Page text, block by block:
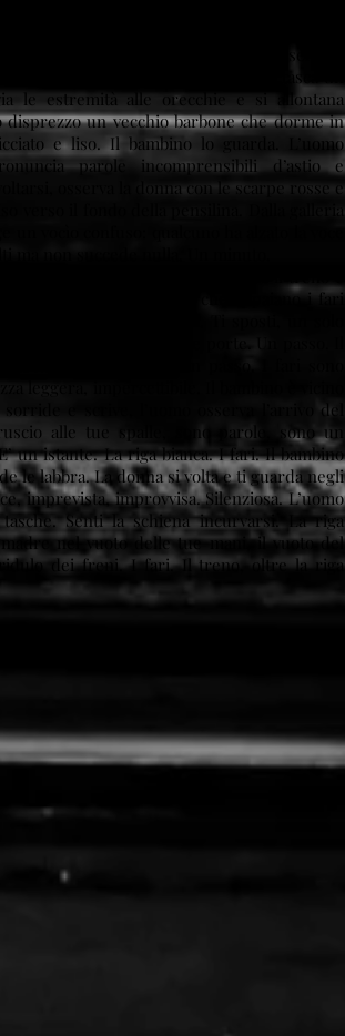
a vento. Cerca qualcosa che ha perso, sembra
precisione e lentezza estrae dalla tasca un
le estremità alle orecchie e si allontana
un vecchio barbone che dorme in
e liso. Il bambino lo guarda. L’uomo
parole incomprensibili d’astio e
osserva la donna con le scarpe rosse e
ma non succede nulla. Un minuto.
della galleria, aspetti che appaiano i fari
leggera, impercettibile. Il bambino è vicino
e scrive, l’uomo osserva l’arrivo del
alle tue spalle, sono parole, sono un
un istante. La riga bianca. I fari. Il bambino
le labbra. La donna si volta e ti guarda negli
imprevista, improvvisa. Silenziosa. L’uomo
Senti la schiena incurvarsi. La riga
nel vuoto delle tue mani, il vuoto del
dei freni. I fari. Il treno, oltre la riga